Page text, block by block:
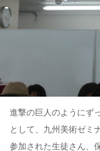
進撃の巨人のようにず
として、九州美術ゼミ
参加された生徒さん、